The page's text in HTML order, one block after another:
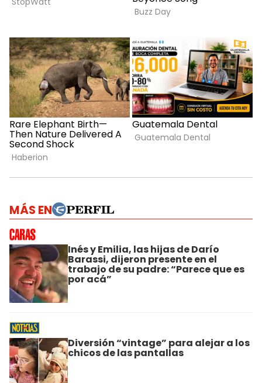
MÁS EN
Inés y Emilia, las hijas de Darío
Barassi, dijeron presente en el
trabajo de su padre: “Parece que es
por acá”
Diversión “vintage” para alejar a los
chicos de las pantallas